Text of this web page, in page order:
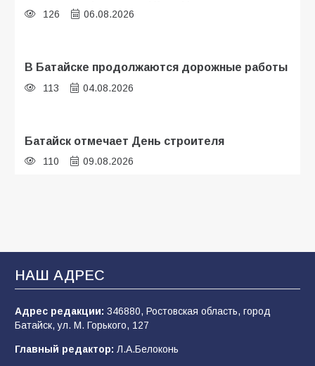
126 06.08.2026
В Батайске продолжаются дорожные работы
113 04.08.2026
Батайск отмечает День строителя
110 09.08.2026
Батайским спортсменам вручили награды
НАШ АДРЕС
Адрес редакции: 346880, Ростовская область, город
Батайск, ул. М. Горького, 127
Главный редактор: Л.А.Белоконь